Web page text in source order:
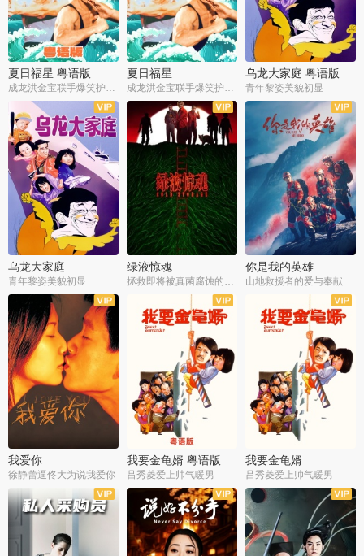
夏日福星 粤语版 夏日福星 乌龙大家庭 粤语版
青年黎姿美貌初显
乌龙大家庭
青年黎姿美貌初显
绿液惊魂
拯救即将被真菌腐蚀的世界
你是我的英雄
山地救援者的爱与奉献
我爱你
徐静蕾逼佟大为说我爱你
我要金龟婿 粤语版
吕秀菱爱上帅气暖男
我要金龟婿
吕秀菱爱上帅气暖男